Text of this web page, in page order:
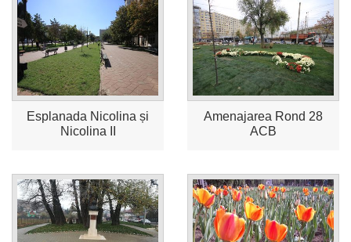
Esplanada Nicolina și
Nicolina II
Amenajarea Rond 28
ACB